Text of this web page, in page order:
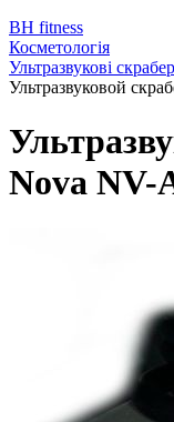
BH fitness
Косметологія
Ультразвукові
Ультразвуковой
Nova NV-